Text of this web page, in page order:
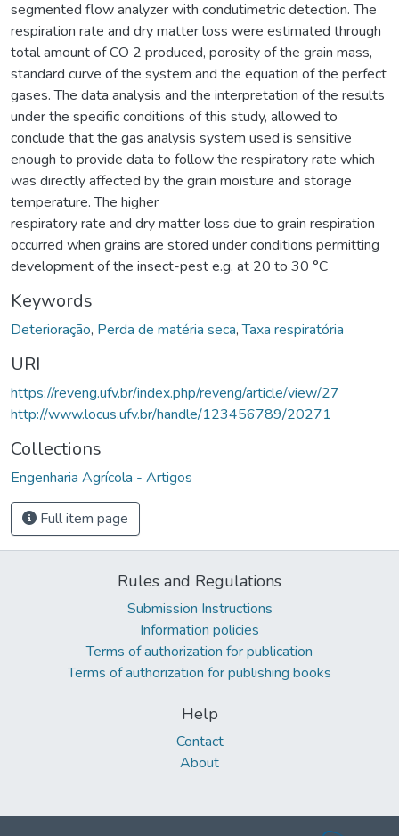
segmented flow analyzer with condutimetric detection. The
respiration rate and dry matter loss were estimated through
total amount of CO 2 produced, porosity of the grain mass,
standard curve of the system and the equation of the perfect
gases. The data analysis and the interpretation of the results
under the specific conditions of this study, allowed to
conclude that the gas analysis system used is sensitive
enough to provide data to follow the respiratory rate which
was directly affected by the grain moisture and storage
temperature. The higher
respiratory rate and dry matter loss due to grain respiration
occurred when grains are stored under conditions permitting
development of the insect-pest e.g. at 20 to 30 °C
Keywords
Deterioração, Perda de matéria seca,Taxa respiratória
URI
https://reveng.ufv.br/index.php/reveng/article/view/27
http://www.locus.ufv.br/handle/123456789/20271
Collections
Engenharia Agrícola - Artigos
Full item page
Rules and Regulations
Submission Instructions
Information policies
Terms of authorization for publication
Terms of authorization for publishing books
Help
Contact
About